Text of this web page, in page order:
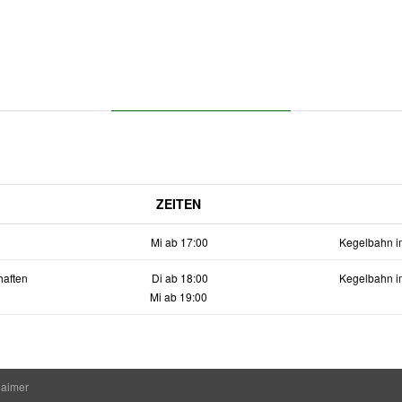
ZEITEN
Mi ab 17:00 Kegelbahn
Di ab 18:00
Mi ab 19:00
Kegelbahn